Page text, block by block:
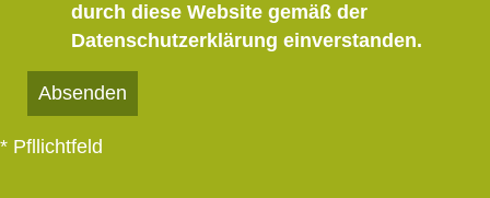
durch diese Website gemäß der
Datenschutzerklärung einverstanden.
Absenden
* Pfllichtfeld